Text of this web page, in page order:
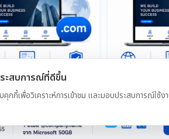
ะสบการณ์ที่ดีขึ้น
คุกกี้เพื่อวิเคราะห์การเข้าชม และมอบประสบการณ์ใช้